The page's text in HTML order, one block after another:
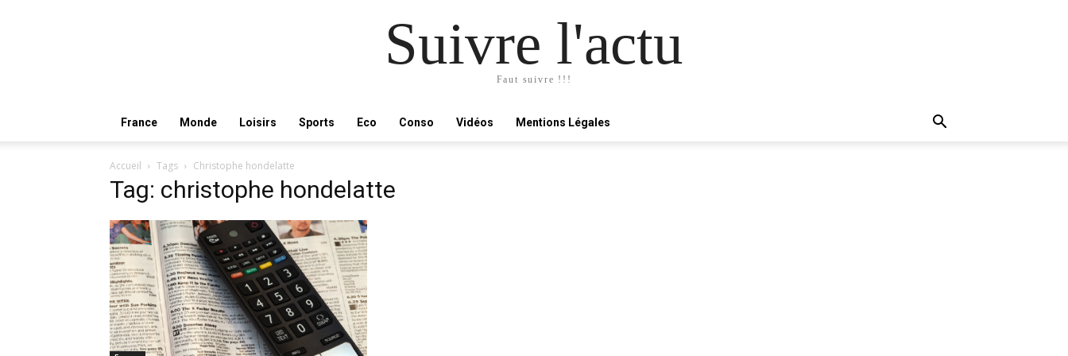
Suivre l'actu
Faut suivre !!!
France Monde Loisirs Sports Eco Conso Vidéos Mentions Légales
Accueil Tags Christophe hondelatte
Tag: christophe hondelatte